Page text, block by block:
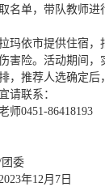
名单，带队教师进
玛依市提供住宿，
害险。活动期间，
，推荐人选确定后
请联系：
师0451-86418193
委
月7日